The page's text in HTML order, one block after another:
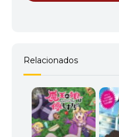
Relacionados